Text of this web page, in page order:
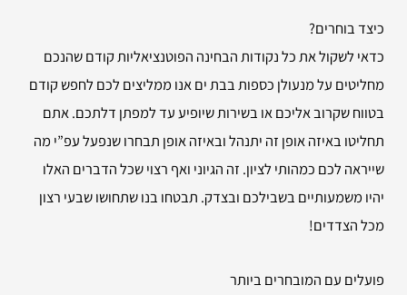
כיצד בוחרים?
כדאי לשקול את כל נקודות הבחינה הפוטנציאליות קודם שהנכם
מחליטים על מנעולן כספות בבת ים אנו ממליצים לכם לחפש קודם
בטווח שקרוב אליכם או בשירות שיופיע עד למפתן דלתכם. אתם
תחליטו באיזה אופן זה יתנהל ובאיזה אופן תבחרו שנפעל עפ”י מה
שייראה לכם כמהותי לציון. זה הגיוני ואף רצוי שכל הדברים האלו
יהיו משמעותיים בשבילכם ובצדק. תבטחו בנו שתחושו שבעי רצון
מכל הצדדים!
פועלים עם המובחרים ביותר